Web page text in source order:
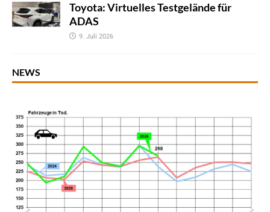
Toyota: Virtuelles Testgelände für
ADAS
9. Juli 2026
NEWS